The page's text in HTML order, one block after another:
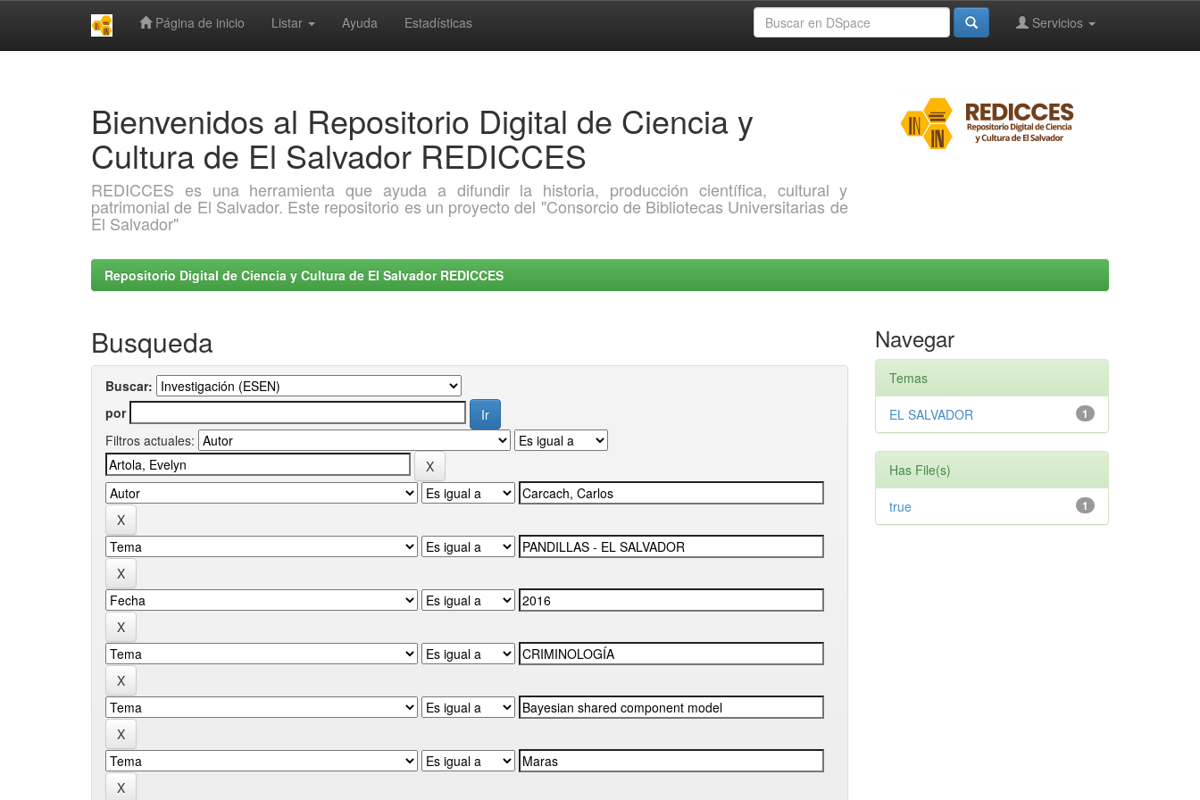
Página de inicio Listar Ayuda Estadísticas Servicios
Bienvenidos al Repositorio Digital de Ciencia y
Cultura de El Salvador REDICCES
REDICCES es una herramienta que ayuda a difundir la historia, producción científica, cultural y
patrimonial de El Salvador. Este repositorio es un proyecto del "Consorcio de Bibliotecas Universitarias de
El Salvador"
Repositorio Digital de Ciencia y Cultura de El Salvador REDICCES
Busqueda
Buscar:
por
Filtros actuales:
Navegar
Temas
1
EL SALVADOR
Has File(s)
1
true